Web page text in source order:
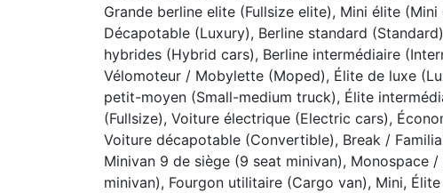
Grande berline elite (Fullsize elite), Mini élite
Décapotable (Luxury), Berline standard
hybrides (Hybrid cars), Berline intermédiaire
Vélomoteur / Mobylette (Moped), Élite de luxe
petit-moyen (Small-medium truck), Élite
(Fullsize), Voiture électrique (Electric cars),
Voiture décapotable (Convertible), Break /
Minivan 9 de siège (9 seat minivan), Monospace
minivan), Fourgon utilitaire (Cargo van), Mini,